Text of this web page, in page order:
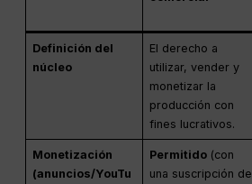
Definición del
núcleo
El derecho a
utilizar, vender y
monetizar la
producción con
fines lucrativos.
Monetización
(anuncios/YouTu
Permitido(con
una suscripción de